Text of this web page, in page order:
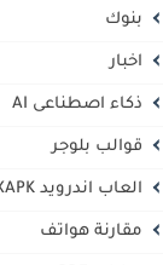
بنوك
اخبار
ذكاء اصطناعى AI
قوالب بلوجر
العاب اندرويد XAPK
مقارنة هواتف